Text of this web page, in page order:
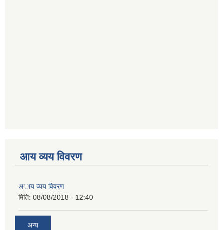
आय व्यय विवरण
अाय व्यय विवरण
मिति: 08/08/2018 - 12:40
अन्य